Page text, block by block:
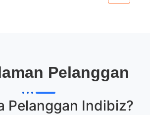
Pelanggan
Pelanggan Indibiz?